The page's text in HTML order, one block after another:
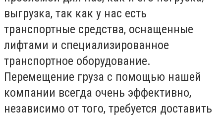
выгрузка, так как у нас есть
транспортные средства, оснащенные
лифтами и специализированное
транспортное оборудование.
Перемещение груза с помощью нашей
компании всегда очень эффективно,
независимо от того, требуется доставить